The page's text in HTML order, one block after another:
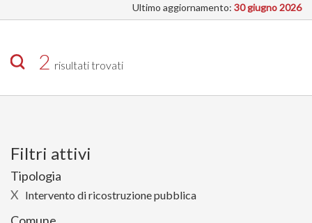
INTERVENTI
SI
Ultimo aggiornamento: 30 giugno 2026
2 risultati trovati
Filtri attivi
Tipologia
X Intervento di ricostruzione pubblica